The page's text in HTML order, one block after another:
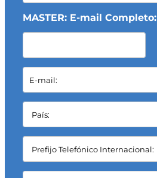
m
b
o
l
e
o
:
MASTER: E-mail Completo:
E
m
a
l
*
P
í
s
*
C
m
p